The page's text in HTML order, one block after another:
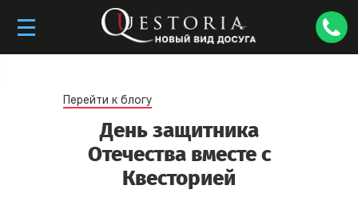
Перейти к блогу
День защитника
Отечества вместе с
Квесторией